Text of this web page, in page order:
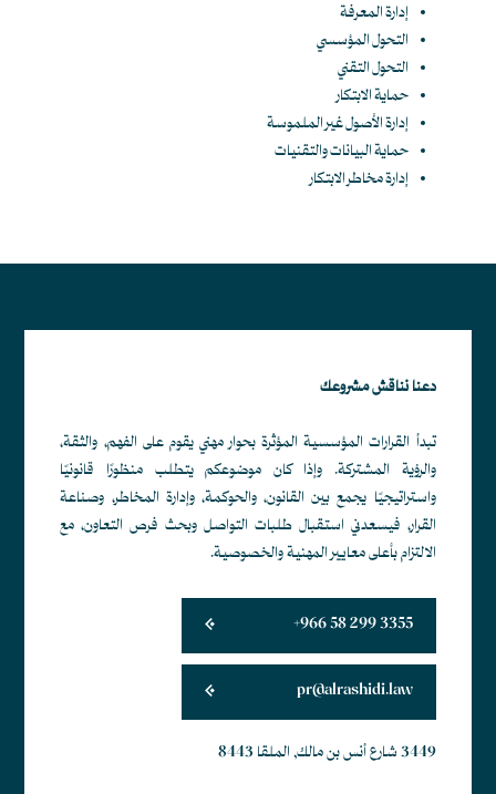
إدارة المعرفة
التحول المؤسسي
التحول التقني
حماية الابتكار
إدارة الأصول غير الملموسة
حماية البيانات والتقنيات
إدارة مخاطر الابتكار
دعنا نناقش مشروعك
تبدأ القرارات المؤسسية المؤثرة بحوار مهني يقوم على الفهم، والثقة،
والرؤية المشتركة. وإذا كان موضوعكم يتطلب منظورًا قانونيًا
واستراتيجيًا يجمع بين القانون، والحوكمة، وإدارة المخاطر، وصناعة
القرار، فيسعدني استقبال طلبات التواصل وبحث فرص التعاون، مع
الالتزام بأعلى معايير المهنية والخصوصية.
+966 58 299 3355
pr@alrashidi.law
3449 شارع أنس بن مالك, الملقا 8443